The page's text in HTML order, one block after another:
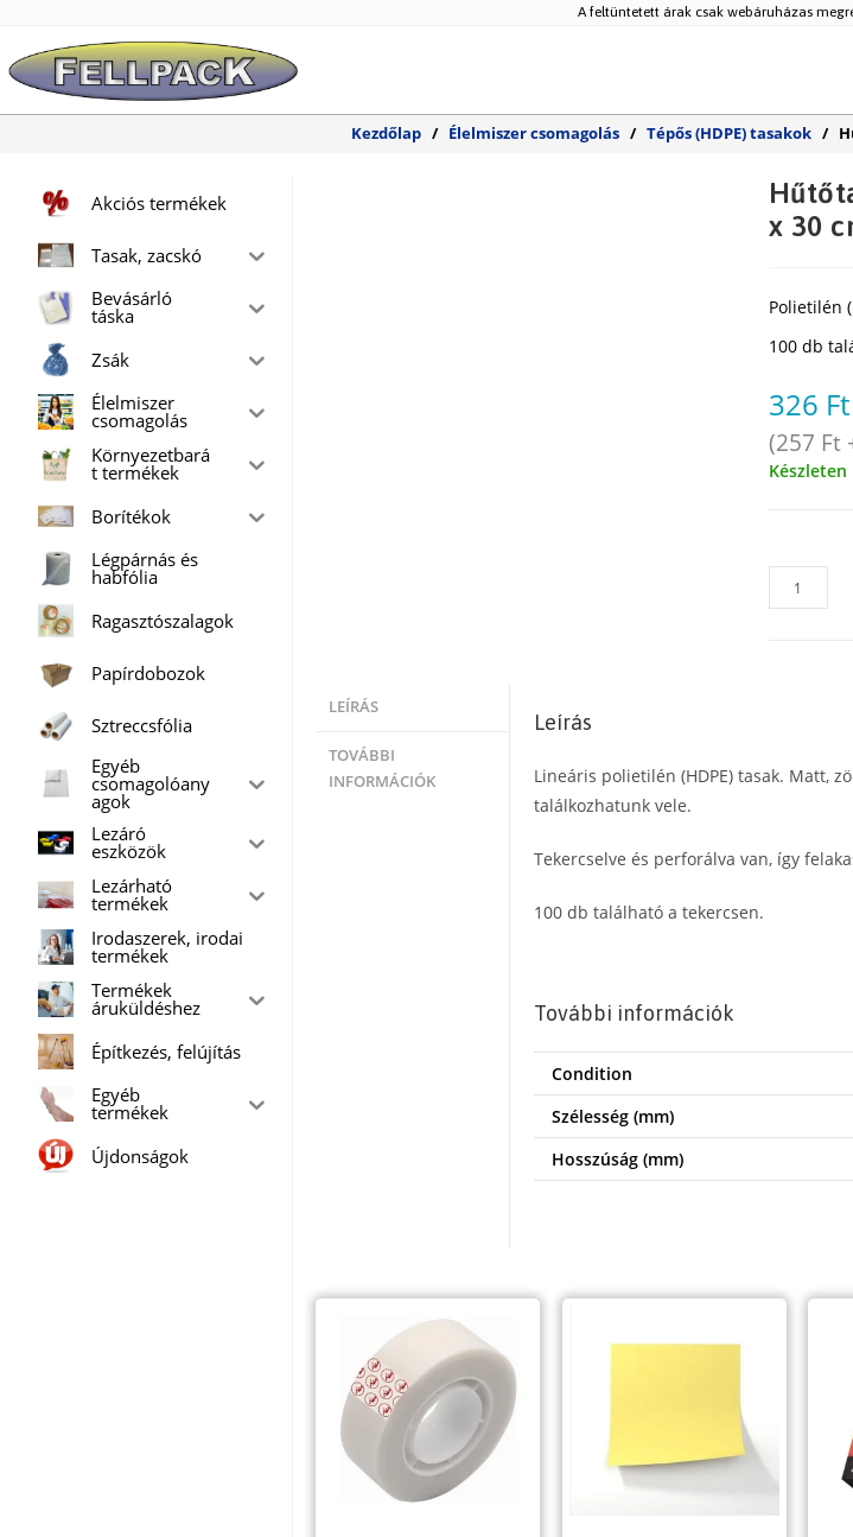
content
A feltüntetett árak csak webáruházas
Kezdőlap / Élelmiszer csomagolás / Tépős (HDPE) tasakok /
x 30
Polietilén
100 db
326 Ft
(257 Ft
Készleten
Hűtőtasak,
1
x
cm,
100
LEÍRÁS
TOVÁBBI
INFORMÁCIÓK
Leírás
Lineáris polietilén (HDPE) tasak. Matt,
találkozhatunk vele.
Tekercselve és perforálva van, így
100 db található a tekercsen.
További információk
Condition
Szélesség (mm)
Hosszúság (mm)
Akciós termékek
Tasak, zacskó
Bevásárló
táska
Zsák
Élelmiszer
csomagolás
Környezetbará
t termékek
Borítékok
Légpárnás és
habfólia
Ragasztószalagok
Papírdobozok
Sztreccsfólia
Egyéb
csomagolóany
agok
Lezáró
eszközök
Lezárható
termékek
Irodaszerek, irodai
termékek
Termékek
áruküldéshez
Építkezés, felújítás
Egyéb
termékek
Újdonságok